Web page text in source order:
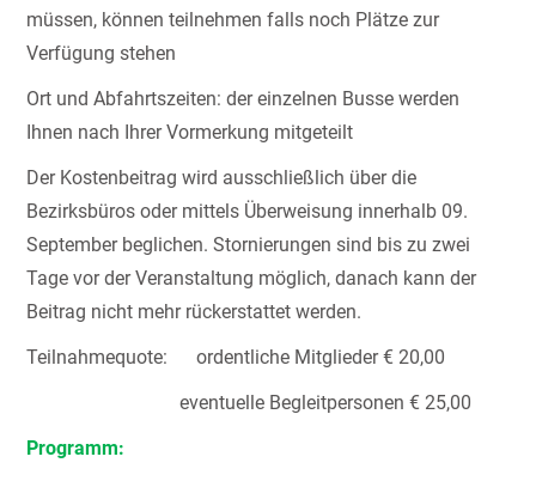
müssen, können teilnehmen falls noch Plätze zur
Verfügung stehen
Ort und Abfahrtszeiten: der einzelnen Busse werden
Ihnen nach Ihrer Vormerkung mitgeteilt
Der Kostenbeitrag wird ausschließlich über die
Bezirksbüros oder mittels Überweisung innerhalb 09.
September beglichen. Stornierungen sind bis zu zwei
Tage vor der Veranstaltung möglich, danach kann der
Beitrag nicht mehr rückerstattet werden.
Teilnahmequote: ordentliche Mitglieder € 20,00
eventuelle Begleitpersonen € 25,00
Programm: